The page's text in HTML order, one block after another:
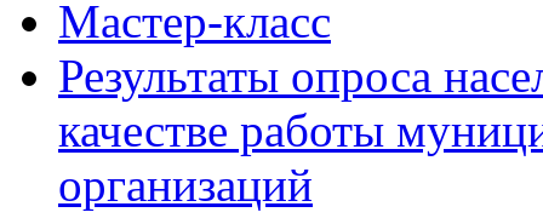
Мастер-класс
Результаты опроса
качестве работы
организаций